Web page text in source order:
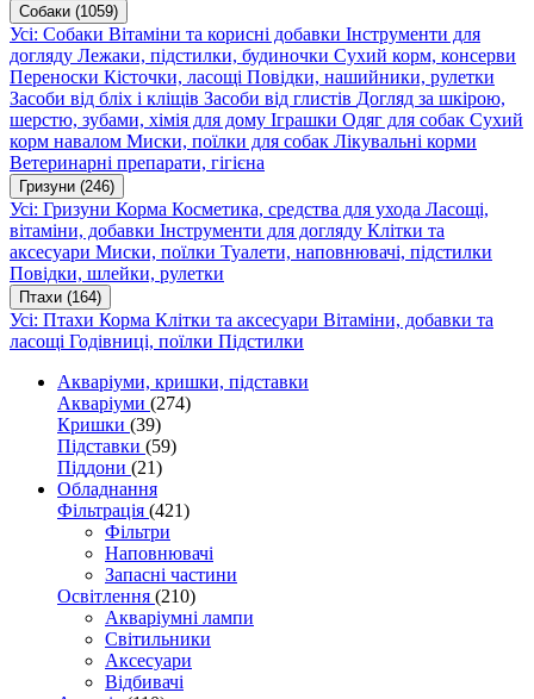
Собаки (1059)
Усі: Собаки Вітаміни та корисні добавки Інструменти для
догляду Лежаки, підстилки, будиночки Сухий корм, консерви
Переноски Кісточки, ласощі Повідки, нашийники, рулетки
Засоби від бліх і кліщів Засоби від глистів Догляд за шкірою,
шерстю, зубами, хімія для дому Іграшки Одяг для собак Сухий
корм навалом Миски, поїлки для собак Лікувальні корми
Ветеринарні препарати, гігієна
Гризуни (246)
Усі: Гризуни Корма Косметика, средства для ухода Ласощі,
вітаміни, добавки Інструменти для догляду Клітки та
аксесуари Миски, поїлки Туалети, наповнювачі, підстилки
Повідки, шлейки, рулетки
Птахи (164)
Усі: Птахи Корма Клітки та аксесуари Вітаміни, добавки та
ласощі Годівниці, поїлки Підстилки
Акваріуми, кришки, підставки
Акваріуми (274)
Кришки (39)
Підставки (59)
Піддони (21)
Обладнання
Фільтрація (421)
Фільтри
Наповнювачі
Запасні частини
Освітлення (210)
Акваріумні лампи
Світильники
Аксесуари
Відбивачі